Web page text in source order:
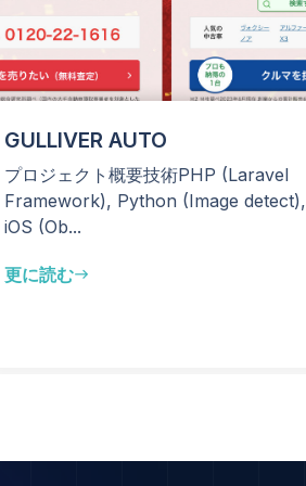
GULLIVER AUTO
プロジェクト概要技術PHP (Laravel
Framework), Python (Image detect),
iOS (Ob...
更に読むeast